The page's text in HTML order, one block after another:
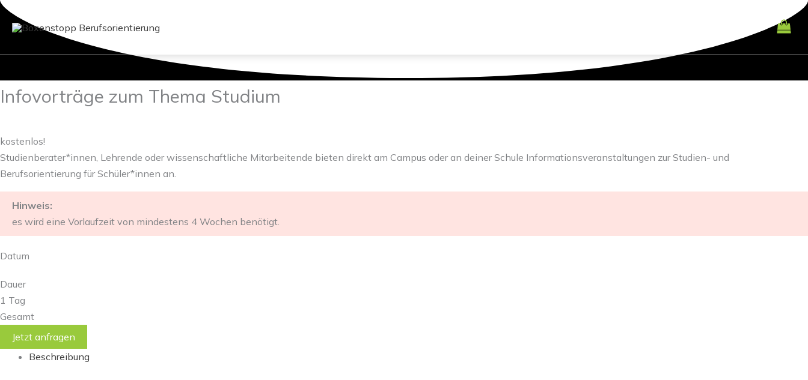
Zum
Inhalt
Infovorträge zum Thema Studium
kostenlos!
Studienberater*innen, Lehrende oder wissenschaftliche Mitarbeitende bieten direkt am Campus oder an deiner Schule Informationsveranstaltungen zur Studien- und
Berufsorientierung für Schüler*innen an.
Hinweis:
es wird eine Vorlaufzeit von mindestens 4 Wochen benötigt.
Datum
Dauer
1 Tag
Gesamt
Jetzt anfragen
Beschreibung